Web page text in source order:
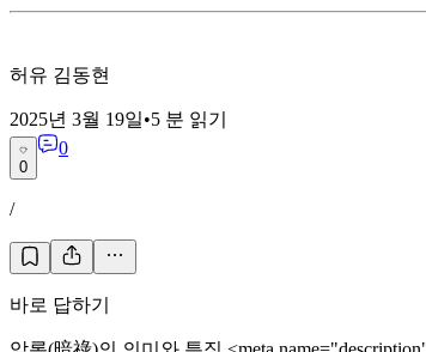
허유 김동현
2025년 3월 19일•5 분 읽기
0
0
/
바로 답하기